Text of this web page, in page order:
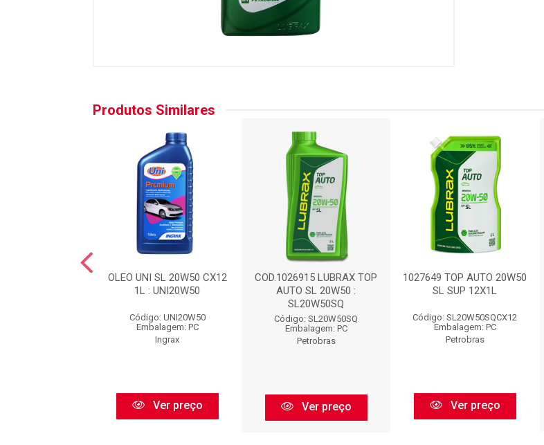
Produtos Similares
OLEO UNI SL 20W50 CX12
1L : UNI20W50
Código: UNI20W50
Embalagem: PC
Ingrax
Ver preço
COD.1026915 LUBRAX TOP
AUTO SL 20W50 :
SL20W50SQ
Código: SL20W50SQ
Embalagem: PC
Petrobras
Ver preço
1027649 TOP AUTO 20W50
SL SUP 12X1L
Código: SL20W50SQCX12
Embalagem: PC
Petrobras
Ver preço